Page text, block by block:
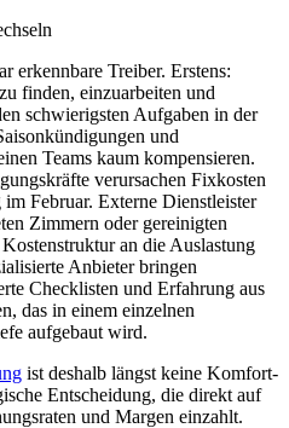
erkennbare Treiber. Erstens:
finden, einzuarbeiten und
schwierigsten Aufgaben in der
und
Teams kaum kompensieren.
verursachen Fixkosten
Februar. Externe Dienstleister
Zimmern oder gereinigten
an die Auslastung
Anbieter bringen
Checklisten und Erfahrung aus
das in einem einzelnen
aufgebaut wird.
ist deshalb längst keine Komfort-
Entscheidung, die direkt auf
und Margen einzahlt.